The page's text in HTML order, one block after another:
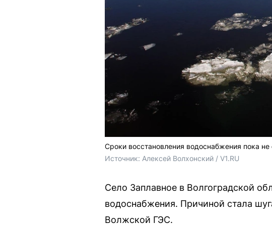
Сроки восстановления водоснабжения пока
Источник: Алексей Волхонский / V1.RU
Село Заплавное в Волгоградской
водоснабжения. Причиной стала
Волжской ГЭС.